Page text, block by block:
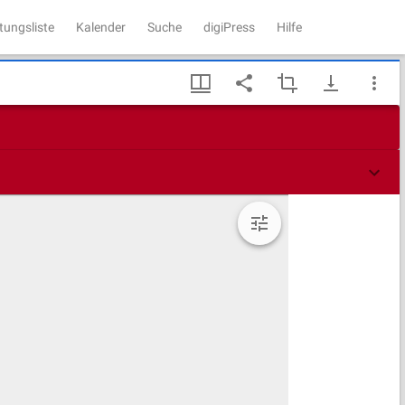
Kalender Suche digiPress Hilfe